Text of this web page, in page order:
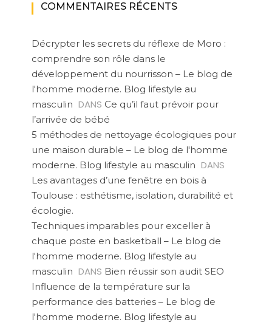
COMMENTAIRES RÉCENTS
Décrypter les secrets du réflexe de Moro :
comprendre son rôle dans le
développement du nourrisson – Le blog de
l'homme moderne. Blog lifestyle au
masculin DANS Ce qu’il faut prévoir pour
l’arrivée de bébé
5 méthodes de nettoyage écologiques pour
une maison durable – Le blog de l'homme
moderne. Blog lifestyle au masculin DANS
Les avantages d’une fenêtre en bois à
Toulouse : esthétisme, isolation, durabilité et
écologie.
Techniques imparables pour exceller à
chaque poste en basketball – Le blog de
l'homme moderne. Blog lifestyle au
masculin DANS Bien réussir son audit SEO
Influence de la température sur la
performance des batteries – Le blog de
l'homme moderne. Blog lifestyle au